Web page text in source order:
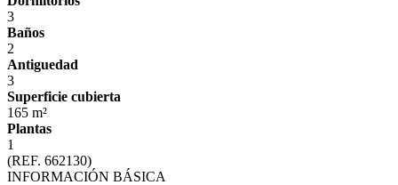
3
Baños
2
Antiguedad
3
Superficie cubierta
165 m²
Plantas
1
(REF. 662130)
INFORMACIÓN BÁSICA